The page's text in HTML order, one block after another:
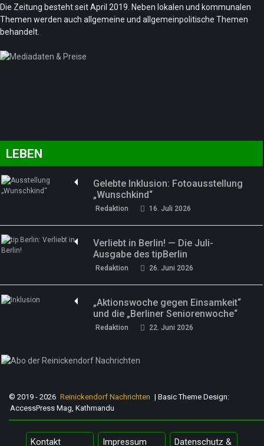
Die Zeitung besteht seit April 2019. Neben lokalen und kommunalen
Themen werden auch allgemeine und allgemeinpolitische Themen
behandelt.
LEBEN
Gelebte Inklusion: Fotoausstellung
„Wunschkind“
Redaktion 16. Juli 2026
Verliebt in Berlin! — Die Juli-
Ausgabe des tipBerlin
Redaktion 26. Juni 2026
„Aktionswoche gegen Einsamkeit“
und die „Berliner Seniorenwoche“
Redaktion 22. Juni 2026
© 2019 - 2026 Reinickendorf Nachrichten | Basic Theme Design:
AccessPress Mag, Kathmandu
Kontakt Impressum Datenschutz &